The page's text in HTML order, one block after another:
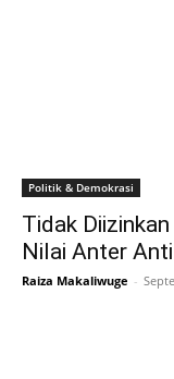
Politik & Demokrasi
Tidak
Nilai Anter
Raiza Makaliwuge -